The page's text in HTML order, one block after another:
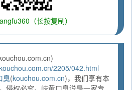
（长按复制）
2205/042.html
臭(kouchou.com.cn)，我们享有本
侵权必究。岐黄口臭说是一家专